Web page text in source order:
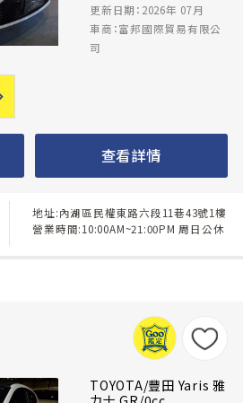
更新日期：2026年 07月
車商：富邦國際貿易有限公
司
查看詳情
地址:內湖區民權東路六段11巷43號1樓
營業時間:10:00AM~21:00PM 周日公休
TOYOTA/豐田 Yaris 雅